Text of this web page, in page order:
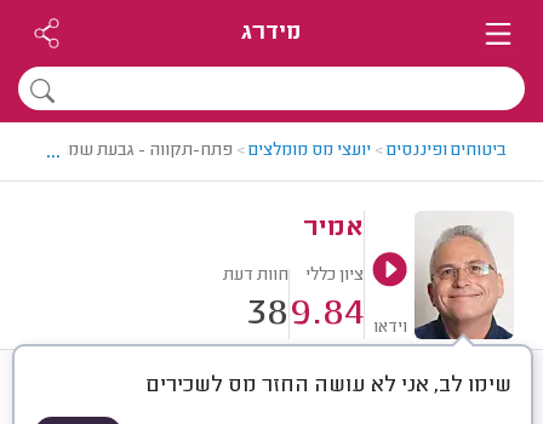
מידרג
ביטוחים ופיננסים> יועצי מס מומלצים> פתח-תקווה - גבעת שמואל >
...
וידאו
אמיר
ציון כללי
9.84
חוות דעת
38
שימו לב, אני לא עושה החזר מס לשכירים
חוות דעת ממוצע רישוי ותעודות